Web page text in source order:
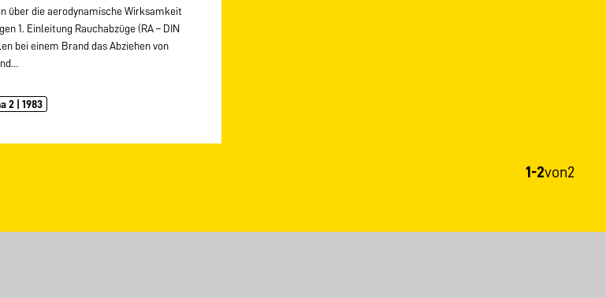
über die aerodynamische Wirksamkeit
1. Einleitung Rauchabzüge (RA – DIN
bei einem Brand das Abziehen von
2 | 1983
1-2von2